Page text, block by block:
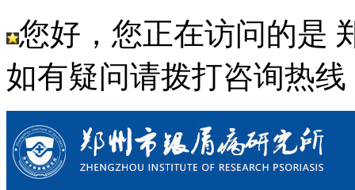
您好，您正在访问的是
如有疑问请拨打咨询热线